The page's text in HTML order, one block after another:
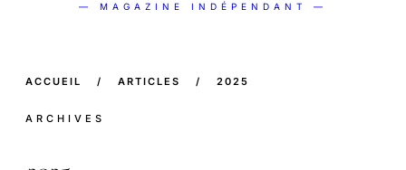
— MAGAZINE INDÉPENDANT —
ACCUEIL / ARTICLES / 2025
ARCHIVES